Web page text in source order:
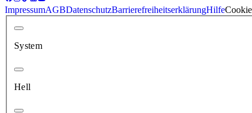
ImpressumAGBDatenschutzBarrierefreiheitserklärungHilfe
System
Hell